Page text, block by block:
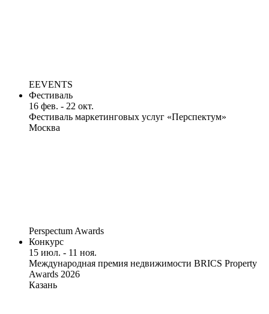
EEVENTS
Фестиваль
16 фев. - 22 окт.
Фестиваль маркетинговых услуг «Перспектум»
Москва
Perspectum Awards
Конкурс
15 июл. - 11 ноя.
Международная премия недвижимости BRICS Property
Awards 2026
Казань